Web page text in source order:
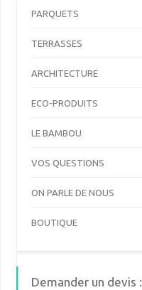
PARQUETS
TERRASSES
ARCHITECTURE
ECO-PRODUITS
LE BAMBOU
VOS QUESTIONS
ON PARLE DE NOUS
BOUTIQUE
Demander un devis :